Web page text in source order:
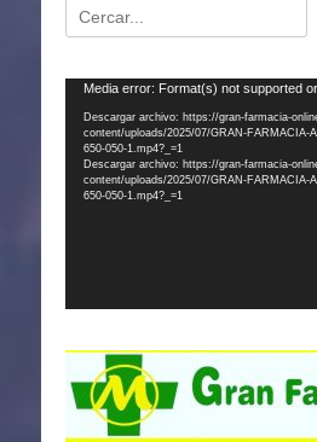
Buscar:
Reproductor
vídeo
Media error: Format(s) not supported
Descargar archivo: https://gran-farmacia-
content/uploads/2025/07/GRAN-FARMACIA-
650-050-1.mp4?_=1
Descargar archivo: https://gran-farmacia-
content/uploads/2025/07/GRAN-FARMACIA-
650-050-1.mp4?_=1